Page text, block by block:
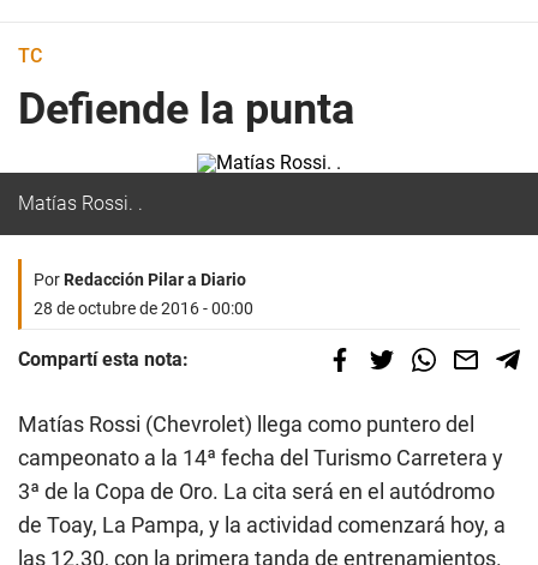
TC
Defiende la punta
Matías Rossi. .
PorRedacción Pilar a Diario
28 de octubre de 2016 - 00:00
Compartí esta nota:
Matías Rossi (Chevrolet) llega como puntero del
campeonato a la 14ª fecha del Turismo Carretera y
3ª de la Copa de Oro. La cita será en el autódromo
de Toay, La Pampa, y la actividad comenzará hoy, a
las 12.30, con la primera tanda de entrenamientos.